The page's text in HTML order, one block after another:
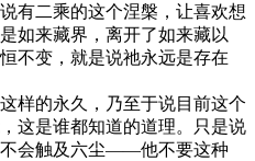
有二乘的这个涅槃，让喜欢想
如来藏界，离开了如来藏以
不变，就是说祂永远是存在
样的永久，乃至于说目前这个
这是谁都知道的道理。只是说
不会触及六尘——他不要这种